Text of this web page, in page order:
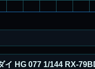
イ HG 077 1/144 RX-